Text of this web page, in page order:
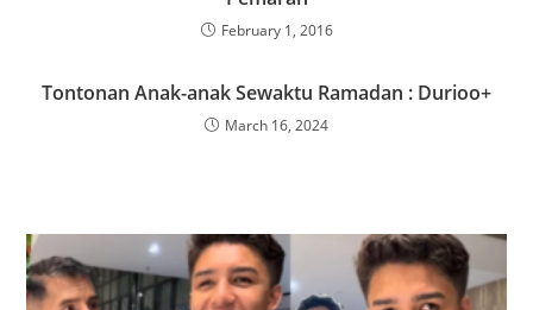
February 1, 2016
Tontonan Anak-anak Sewaktu Ramadan : Durioo+
March 16, 2024